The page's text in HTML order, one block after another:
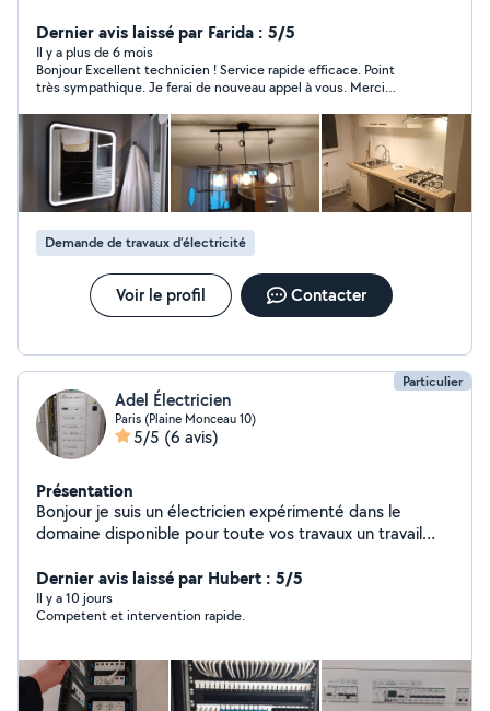
adorable. je mets à votre service 15 ans d'expérience
dans le domaine du bâtiment électricité, montage de
cuisine, pose parquet, plomberie, pinture..
Dernier avis laissé par Farida : 5/5
Il y a plus de 6 mois
Bonjour Excellent technicien ! Service rapide efficace. Point
très sympathique. Je ferai de nouveau appel à vous. Merci
Demande de travaux d’électricité
Voir le profil Contacter
Particulier
Adel Électricien
Paris (Plaine Monceau 10)
5/5 (6 avis)
Présentation
Bonjour je suis un électricien expérimenté dans le
domaine disponible pour toute vos travaux un travail
Dernier avis laissé par Hubert : 5/5
Il y a 10 jours
Competent et intervention rapide.